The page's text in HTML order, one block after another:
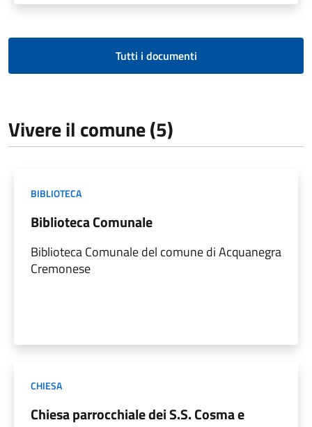
Tutti i documenti
Vivere il comune (5)
BIBLIOTECA
Biblioteca Comunale
Biblioteca Comunale del comune di Acquanegra
Cremonese
CHIESA
Chiesa parrocchiale dei S.S. Cosma e